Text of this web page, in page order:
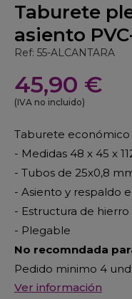
Taburete
asiento
Ref: 55-ALCANTARA
45,90 €
(IVA no incluido)
Taburete económico
- Medidas 48 x 45 x
- Tubos de 25x0,8
- Asiento y respaldo
- Estructura de hierro
- Plegable
No recomndada
Pedido minimo 4 und
Ver información